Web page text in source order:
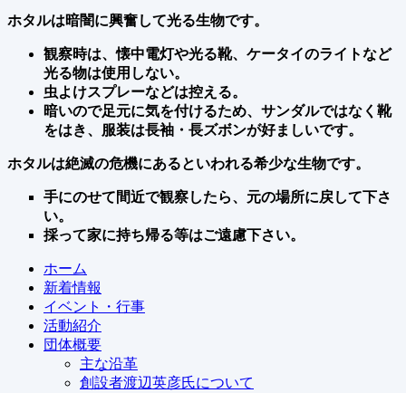
ホタルは暗闇に興奮して光る生物です。
観察時は、懐中電灯や光る靴、ケータイのライトなど
光る物は使用しない。
虫よけスプレーなどは控える。
暗いので足元に気を付けるため、サンダルではなく靴
をはき、服装は長袖・長ズボンが好ましいです。
ホタルは絶滅の危機にあるといわれる希少な生物です。
手にのせて間近で観察したら、元の場所に戻して下さ
い。
採って家に持ち帰る等はご遠慮下さい。
ホーム
新着情報
イベント・行事
活動紹介
団体概要
主な沿革
創設者渡辺英彦氏について